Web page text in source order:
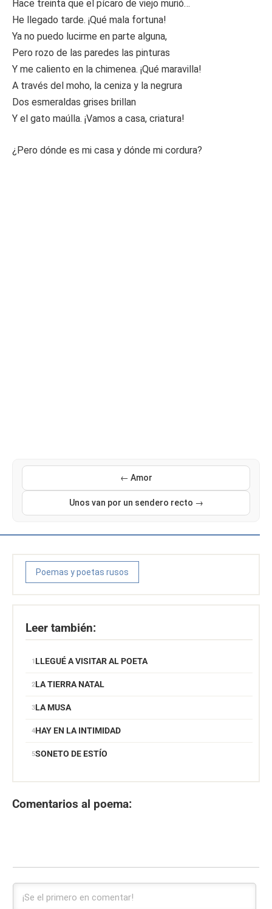
Hace treinta que el pícaro de viejo murió…
He llegado tarde. ¡Qué mala fortuna!
Ya no puedo lucirme en parte alguna,
Pero rozo de las paredes las pinturas
Y me caliento en la chimenea. ¡Qué maravilla!
A través del moho, la ceniza y la negrura
Dos esmeraldas grises brillan
Y el gato maúlla. ¡Vamos a casa, criatura!
¿Pero dónde es mi casa y dónde mi cordura?
← Amor
Unos van por un sendero recto →
Poemas y poetas rusos
Leer también:
LLEGUÉ A VISITAR AL POETA
LA TIERRA NATAL
LA MUSA
HAY EN LA INTIMIDAD
SONETO DE ESTÍO
Comentarios al poema: